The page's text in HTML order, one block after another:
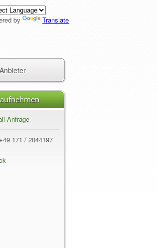
by Translate
Anfrage
171 / 2044197